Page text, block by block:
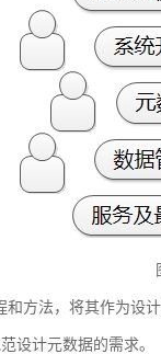
方法，将其作为设
设计元数据的需求。